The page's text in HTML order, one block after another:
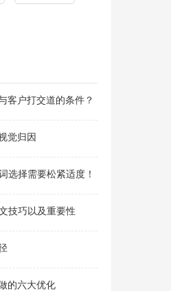
客户打交道的条件？
觉归因
选择需要松紧适度！
技巧以及重要性
的六大优化